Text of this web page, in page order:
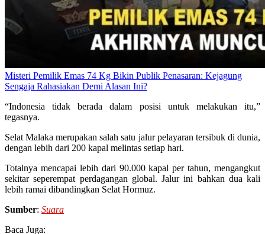
Misteri Pemilik Emas 74 Kg Bikin Publik Penasaran: Kejagung
Sengaja Rahasiakan Demi Alasan Ini?
“Indonesia tidak berada dalam posisi untuk melakukan itu,”
tegasnya.
Selat Malaka merupakan salah satu jalur pelayaran tersibuk di dunia,
dengan lebih dari 200 kapal melintas setiap hari.
Totalnya mencapai lebih dari 90.000 kapal per tahun, mengangkut
sekitar seperempat perdagangan global. Jalur ini bahkan dua kali
lebih ramai dibandingkan Selat Hormuz.
Sumber: Suara
Baca Juga: